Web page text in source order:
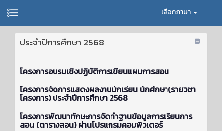
เลือกภาษา
ประจำปีการศึกษา 2568
โครงการอบรมเชิงปฏิบัติการเขียนแผนการสอน
โครงการจัดการแสดงผลงานนักเรียน นักศึกษา(รายวิชา
โครงการ) ประจำปีการศึกษา 2568
โครงการพัฒนาทักษะการจัดทำฐานข้อมูลการเรียนการ
สอน (ตารางสอน) ผ่านโปรแกรมคอมพิวเตอร์